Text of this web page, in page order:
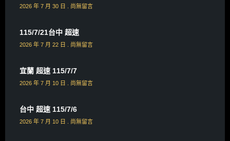
2026 年 7 月 30 日 尚無留言
115/7/21台中 超速
2026 年 7 月 22 日 尚無留言
宜蘭 超速 115/7/7
2026 年 7 月 10 日 尚無留言
台中 超速 115/7/6
2026 年 7 月 10 日 尚無留言